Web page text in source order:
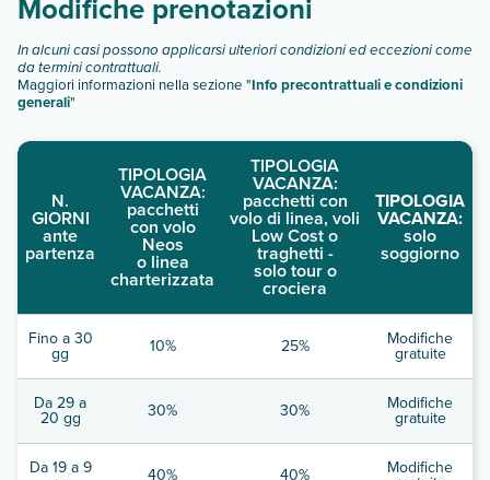
descrizione ".
Modifiche prenotazioni
In alcuni casi possono applicarsi ulteriori condizioni ed eccezioni come
da termini contrattuali.
Maggiori informazioni nella sezione "Info precontrattuali e condizioni
generali"
N.
GIORNI
ante
partenza
TIPOLOGIA
VACANZA:
pacchetti
con volo
Neos
o linea
charterizzata
TIPOLOGIA
VACANZA:
pacchetti con
volo di linea, voli
Low Cost o
traghetti -
solo tour o
crociera
TIPOLOGIA
VACANZA:
solo
soggiorno
Fino a 30
gg 10% 25% Modifiche
gratuite
Da 29 a
20 gg 30% 30% Modifiche
gratuite
Da 19 a 9 40% 40% Modifiche